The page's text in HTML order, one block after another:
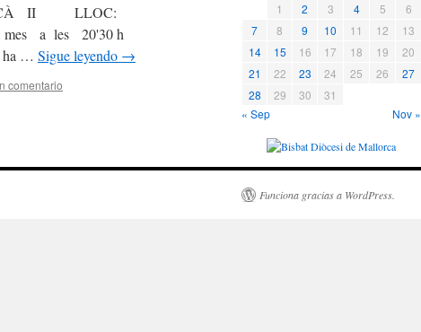
II LLOC:
mes a les 20'30 h
ha … Sigue leyendo →
comentario
1 2 3 4 5
6
7
8 9 10 11 12
13
14
15 16 17 18 19
20
21
22 23 24 25 26
27
28
29 30
31
« Sep
Nov »
Funciona gracias a WordPress.